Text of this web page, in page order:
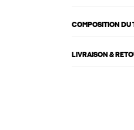
COMPOSITION DU
LIVRAISON &